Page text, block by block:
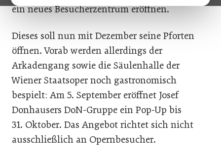
ein neues Besucherzentrum eröffnen.
Dieses soll nun mit Dezember seine Pforten
öffnen. Vorab werden allerdings der
Arkadengang sowie die Säulenhalle der
Wiener Staatsoper noch gastronomisch
bespielt: Am 5. September eröffnet Josef
Donhausers DoN-Gruppe ein Pop-Up bis
31. Oktober. Das Angebot richtet sich nicht
ausschließlich an Opernbesucher.